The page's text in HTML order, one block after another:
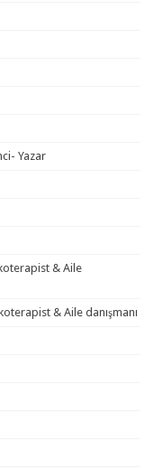
Yazar
& Aile
& Aile danışmanı